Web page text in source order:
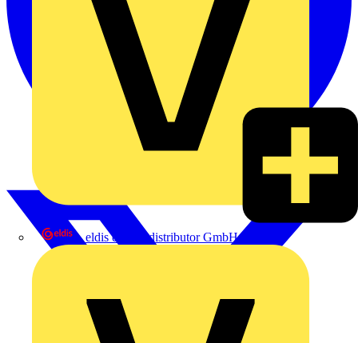
eldis electro distributor GmbH